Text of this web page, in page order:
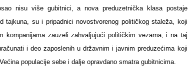
nisu više gubitnici, a nova preduzetnička klasa postaje
tajkuna, su i pripadnici novostvorenog političkog staleža, koji
kompanijama zauzeli zahvaljujući političkim vezama, i na taj
i deo zaposlenih u državnim i javnim preduzećima koji
populacije sebe i dalje opravdano smatra gubitnicima.